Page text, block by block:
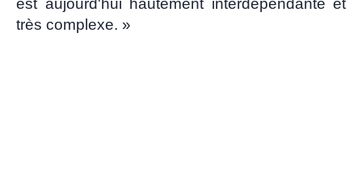
est aujourd'hui hautement interdépendante et
très complexe. »